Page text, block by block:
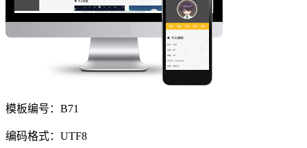
模板编号：B71
编码格式：UTF8